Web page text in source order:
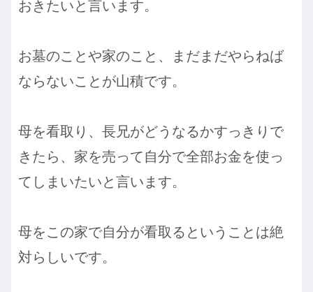
おきたいと言います。
お墓のことや家のこと、まだまだやらねば
ならないことが山積です。
母を看取り、長兄がどうなるかすっきりで
きたら、家を売って自分で全部お金を使っ
てしまいたいと言います。
母をこの家で自分が看取るということは絶
対らしいです。